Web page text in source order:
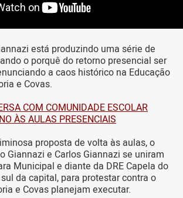
está produzindo uma série de
o porquê do retorno presencial ser
a caos histórico na Educação
e Covas.
COM COMUNIDADE ESCOLAR
ÀS AULAS PRESENCIAIS
proposta de volta às aulas, o
Giannazi e Carlos Giannazi se uniram
Municipal e diante da DRE Capela do
da capital, para protestar contra o
e Covas planejam executar.